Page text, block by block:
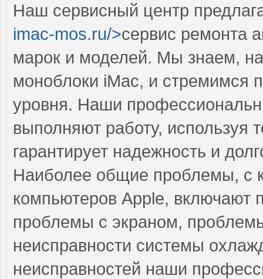
Наш сервисный центр
imac-mos.ru/>сервис ремонта
марок и моделей. Мы знаем,
моноблоки iMac, и стремимся
уровня. Наши
выполняют работу, используя
гарантирует надежность и
Наиболее общие проблемы, с
компьютеров Apple, включают
проблемы с экраном,
неисправности системы
неисправностей наши